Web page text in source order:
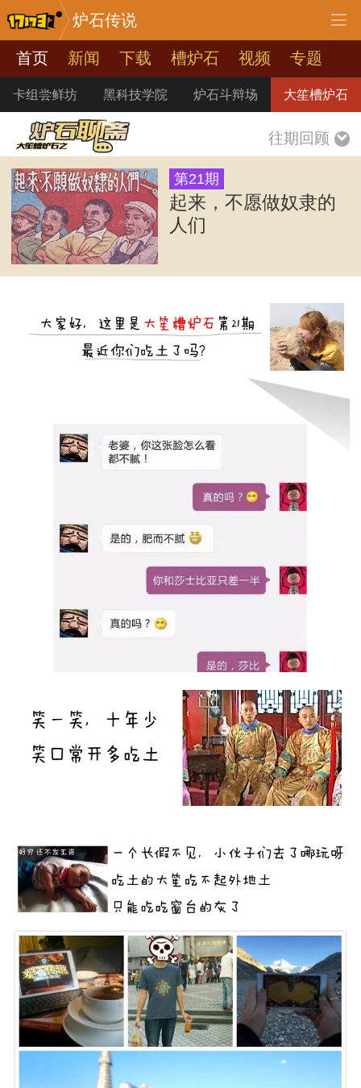
炉石传说
首页 新闻 下载 槽炉石 视频 专题
卡组尝鲜坊 黑科技学院 炉石斗辩场 大笙槽炉石
往期回顾
第21期
起来，不愿做奴隶的
人们